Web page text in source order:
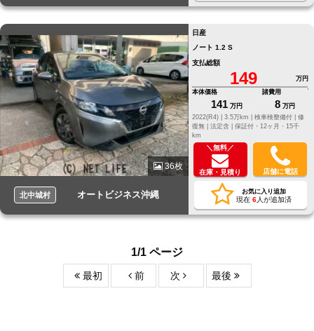
36枚
北中城村 オートビジネス沖縄
日産
ノート 1.2 S
支払総額
149
万円
本体価格
141 万円
諸費用
8 万円
2022(R4) |
3.5万km | 検車検整備付 | 修
復無 | 法定含 | 保証付・12ヶ月・15千
km
＼無料／
在庫・見積り 店舗に電話
お気に入り追加
現在 6人が追加済
1/1 ページ
最初 前 次 最後